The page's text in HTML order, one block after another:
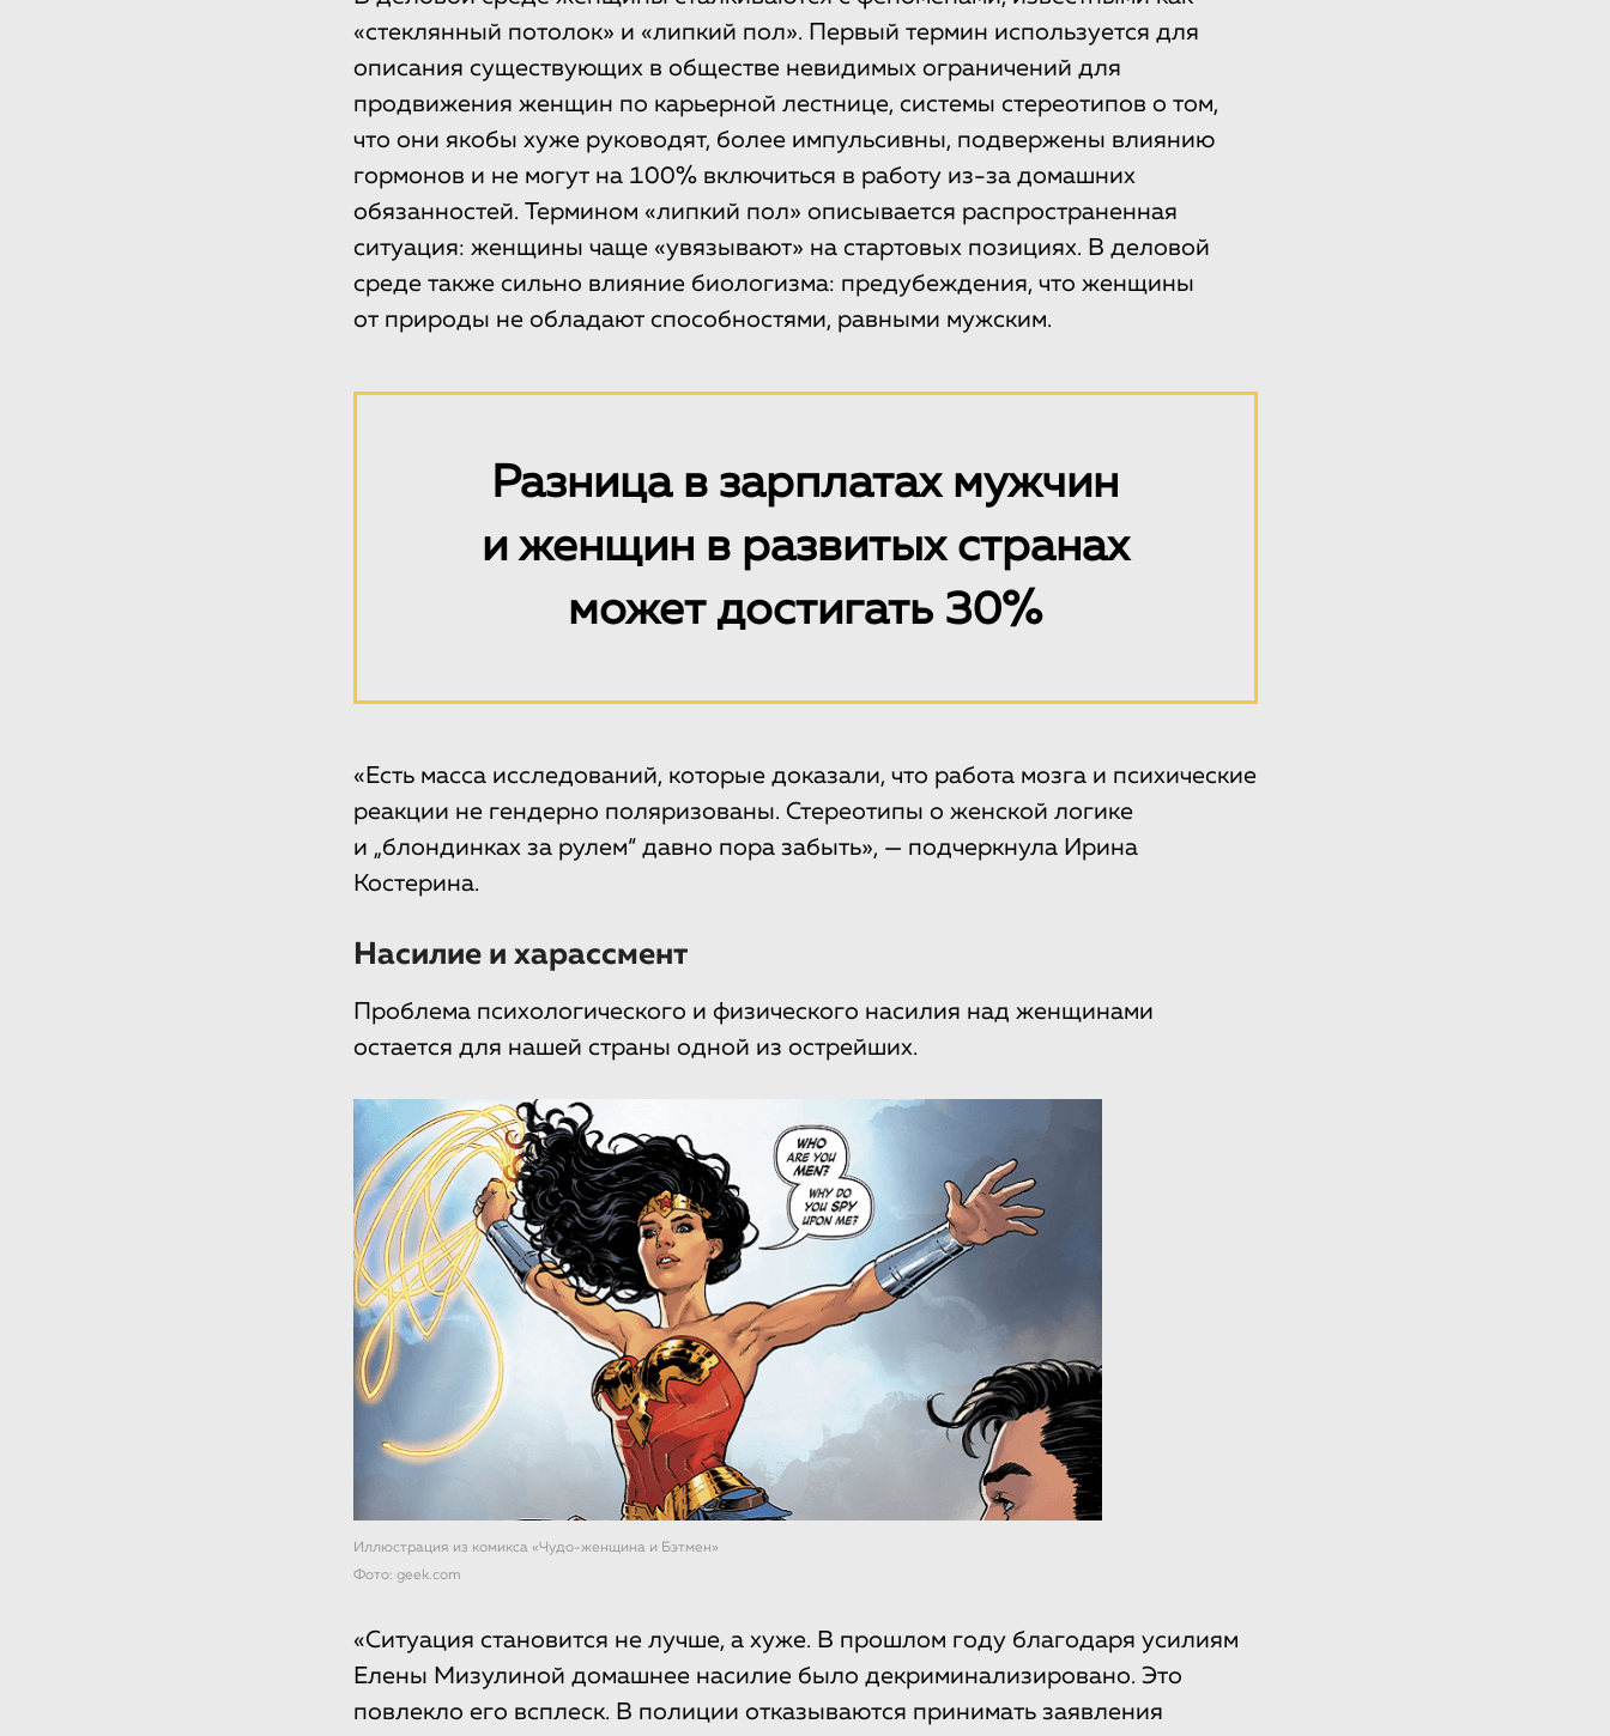
«стеклянный потолок» и «липкий пол». Первый термин используется для
описания существующих в обществе невидимых ограничений для
продвижения женщин по карьерной лестнице, системы стереотипов о том,
что они якобы хуже руководят, более импульсивны, подвержены влиянию
гормонов и не могут на 100% включиться в работу из-за домашних
обязанностей. Термином «липкий пол» описывается распространенная
ситуация: женщины чаще «увязывают» на стартовых позициях. В деловой
среде также сильно влияние биологизма: предубеждения, что женщины
от природы не обладают способностями, равными мужским.
Разница в зарплатах мужчин
и женщин в развитых странах
может достигать 30%
«Есть масса исследований, которые доказали, что работа мозга и психические
реакции не гендерно поляризованы. Стереотипы о женской логике
и „блондинках за рулем“ давно пора забыть», — подчеркнула Ирина
Костерина.
Насилие и харассмент
Проблема психологического и физического насилия над женщинами
остается для нашей страны одной из острейших.
Иллюстрация из комикса «Чудо-женщина и Бэтмен»
Фото: geek.com
«Ситуация становится не лучше, а хуже. В прошлом году благодаря усилиям
Елены Мизулиной домашнее насилие было декриминализировано. Это
повлекло его всплеск. В полиции отказываются принимать заявления